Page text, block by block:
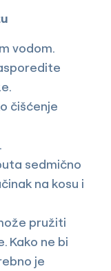
vodom.
čišćenje
sedmično
na kosu i
pružiti
Kako ne bi
je